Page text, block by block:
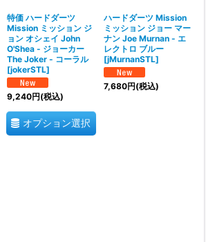
特価 ハードダーツ
Mission ミッション ジ
ョン オシェイ John
O'Shea - ジョーカー
The Joker - コーラル
[jokerSTL]
9,240円(税込)
オプション選択
ハードダーツ Mission
ミッション ジョー マー
ナン Joe Murnan - エ
レクトロ ブルー
[jMurnanSTL]
7,680円(税込)